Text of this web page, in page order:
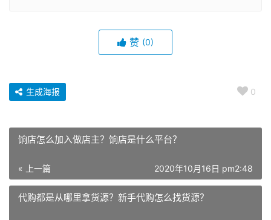
赞 (0)
0
生成海报
饷店怎么加入做店主？饷店是什么平台？
« 上一篇 2020年10月16日 pm2:48
代购都是从哪里拿货源？新手代购怎么找货源？